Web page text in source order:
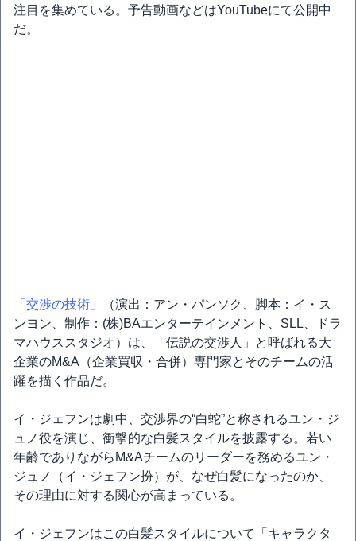
注目を集めている。予告動画などはYouTubeにて公開中
だ。
「交渉の技術」
（演出：アン・パンソク、脚本：イ・ス
ンヨン、制作：(株)BAエンターテインメント、SLL、ドラ
マハウススタジオ）は、「伝説の交渉人」と呼ばれる大
企業のM&A（企業買収・合併）専門家とそのチームの活
躍を描く作品だ。
イ・ジェフンは劇中、交渉界の“白蛇”と称されるユン・ジ
ュノ役を演じ、衝撃的な白髪スタイルを披露する。若い
年齢でありながらM&Aチームのリーダーを務めるユン・
ジュノ（イ・ジェフン扮）が、なぜ白髪になったのか、
その理由に対する関心が高まっている。
イ・ジェフンはこの白髪スタイルについて「キャラクタ